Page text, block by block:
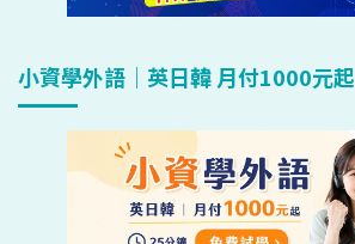
小資學外語｜英日韓 月付1000元起